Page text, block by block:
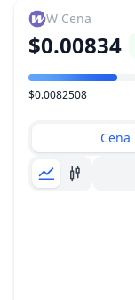
W Cena
$0.00834
Zakres Cen
$0.0082508
Cena